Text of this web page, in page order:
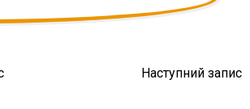
Наступний запис